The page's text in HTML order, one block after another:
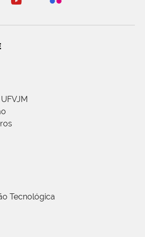
Tecnológica